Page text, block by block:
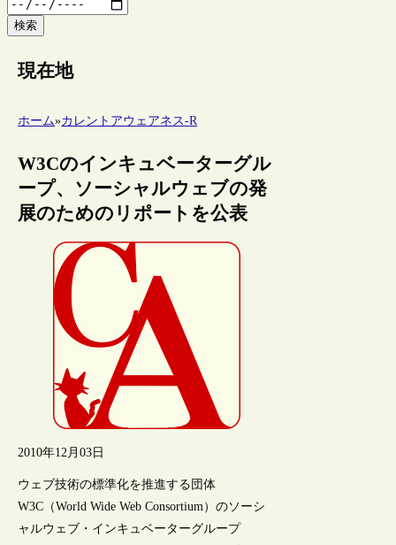
検索
現在地
ホーム»カレントアウェアネス-R
W3Cのインキュベーターグル
ープ、ソーシャルウェブの発
展のためのリポートを公表
2010年12月03日
ウェブ技術の標準化を推進する団体
W3C（World Wide Web Consortium）のソーシ
ャルウェブ・インキュベーターグループ